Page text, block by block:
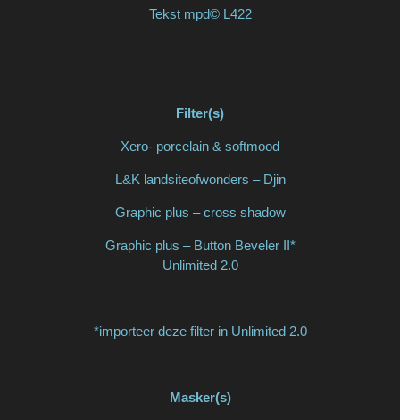
Tekst mpd© L422
Filter(s)
Xero- porcelain & softmood
L&K landsiteofwonders – Djin
Graphic plus – cross shadow
Graphic plus – Button Beveler II*
Unlimited 2.0
*importeer deze filter in Unlimited 2.0
Masker(s)